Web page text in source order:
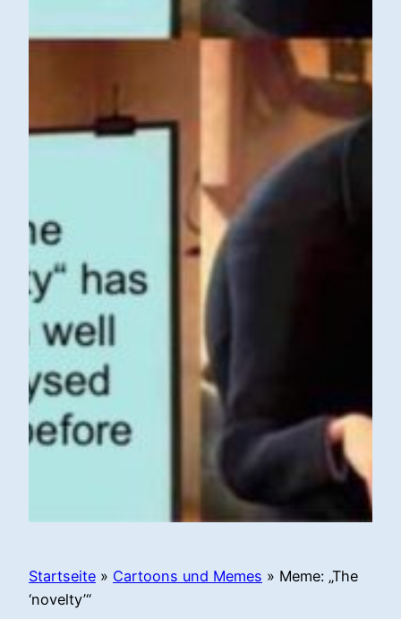
Startseite » Cartoons und Memes » Meme: „The
‘novelty’“